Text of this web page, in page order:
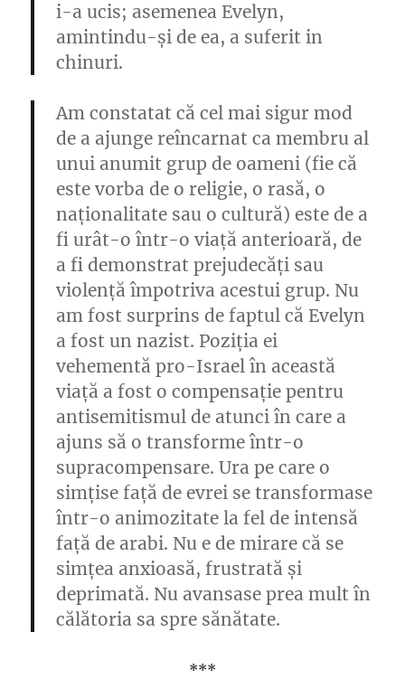
i-a ucis; asemenea Evelyn,
amintindu-și de ea, a suferit in
chinuri.
Am constatat că cel mai sigur mod
de a ajunge reîncarnat ca membru al
unui anumit grup de oameni (fie că
este vorba de o religie, o rasă, o
naționalitate sau o cultură) este de a
fi urât-o într-o viață anterioară, de
a fi demonstrat prejudecăți sau
violență împotriva acestui grup. Nu
am fost surprins de faptul că Evelyn
a fost un nazist. Poziția ei
vehementă pro-Israel în această
viață a fost o compensație pentru
antisemitismul de atunci în care a
ajuns să o transforme într-o
supracompensare. Ura pe care o
simțise față de evrei se transformase
într-o animozitate la fel de intensă
față de arabi. Nu e de mirare că se
simțea anxioasă, frustrată și
deprimată. Nu avansase prea mult în
călătoria sa spre sănătate.
***